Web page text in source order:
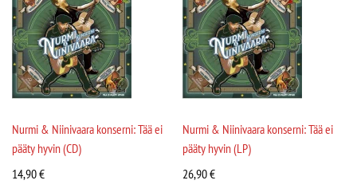
Nurmi & Niinivaara konserni: Tää ei
pääty hyvin (CD)
14,90€
Nurmi & Niinivaara konserni: Tää ei
pääty hyvin (LP)
26,90€